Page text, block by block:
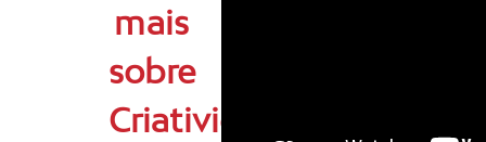
mais
sobre
Criatividade